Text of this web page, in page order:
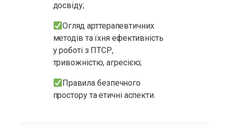
досвіду;
Огляд арттерапевтичних
методів та їхня ефективність
у роботі з ПТСР,
тривожністю, агресією;
Правила безпечного
простору та етичні аспекти.